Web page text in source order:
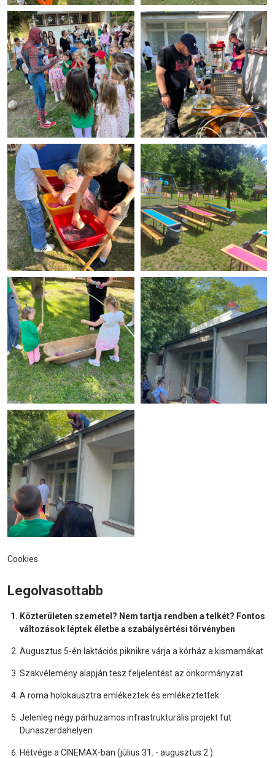
Cookies
Legolvasottabb
Közterületen szemetel? Nem tartja rendben a telkét? Fontos
változások léptek életbe a szabálysértési törvényben
Augusztus 5-én laktációs piknikre várja a kórház a kismamákat
Szakvélemény alapján tesz feljelentést az önkormányzat
A roma holokausztra emlékeztek és emlékeztettek
Jelenleg négy párhuzamos infrastrukturális projekt fut
Dunaszerdahelyen
Hétvége a CINEMAX-ban (július 31. - augusztus 2.)